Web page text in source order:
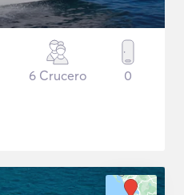
6 Crucero 0